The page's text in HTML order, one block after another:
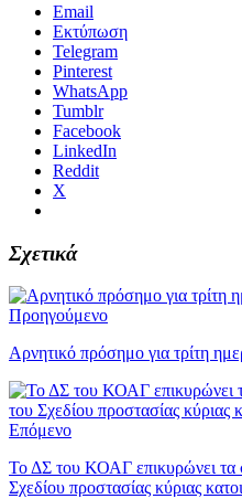
Email
Εκτύπωση
Telegram
Pinterest
WhatsApp
Tumblr
Facebook
LinkedIn
Reddit
X
Σχετικά
Προηγούμενο
Αρνητικό πρόσημο για τρίτη
Επόμενο
Το ΔΣ του ΚΟΑΓ επικυρώνει τα
Σχεδίου προστασίας κύριας